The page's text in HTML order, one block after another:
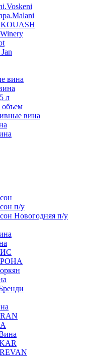
KOUASH
вина
л
вина
п/у
Новогодняя п/у